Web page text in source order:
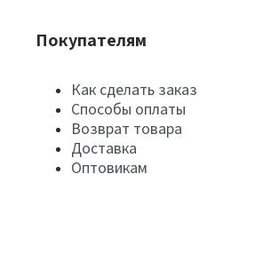
Покупателям
Как сделать заказ
Способы оплаты
Возврат товара
Доставка
Оптовикам